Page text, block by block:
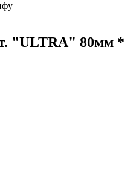
"ULTRA" 80мм *